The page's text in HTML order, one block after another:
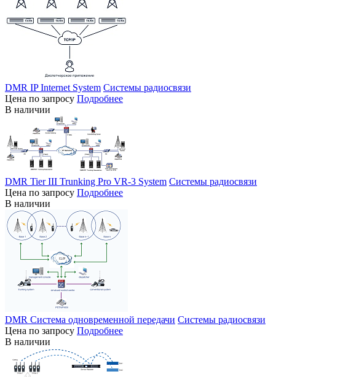
DMR IP Internet System Системы радиосвязи
Цена по запросу Подробнее
В наличии
DMR Tier III Trunking Pro VR-3 System Системы радиосвязи
Цена по запросу Подробнее
В наличии
DMR Система одновременной передачи Системы радиосвязи
Цена по запросу Подробнее
В наличии